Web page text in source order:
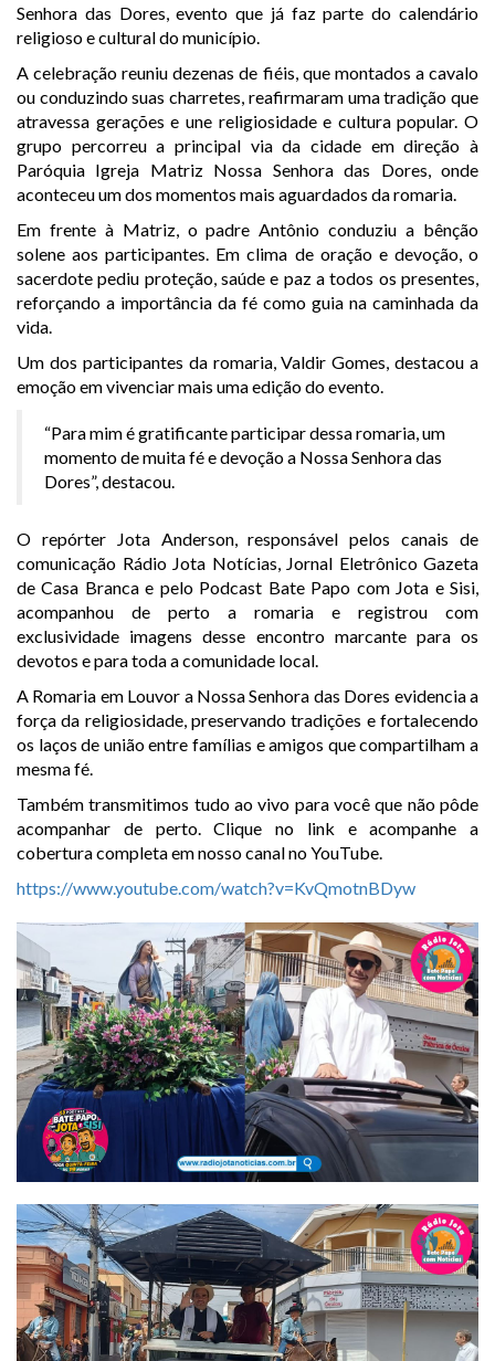
Senhora das Dores, evento que já faz parte do calendário
religioso e cultural do município.
A celebração reuniu dezenas de fiéis, que montados a cavalo
ou conduzindo suas charretes, reafirmaram uma tradição que
atravessa gerações e une religiosidade e cultura popular. O
grupo percorreu a principal via da cidade em direção à
Paróquia Igreja Matriz Nossa Senhora das Dores , onde
aconteceu um dos momentos mais aguardados da romaria.
Em frente à Matriz, o padre Antônio conduziu a bênção
solene aos participantes. Em clima de oração e devoção, o
sacerdote pediu proteção, saúde e paz a todos os presentes,
reforçando a importância da fé como guia na caminhada da
vida.
Um dos participantes da romaria,Valdir Gomes , destacou a
emoção em vivenciar mais uma edição do evento.
“Para mim é gratificante participar dessa romaria, um
momento de muita fé e devoção a Nossa Senhora das
Dores”, destacou.
O repórter Jota Anderson, responsável pelos canais de
comunicação Rádio Jota Notícias, Jornal Eletrônico Gazeta
de Casa Branca e pelo Podcast Bate Papo com Jota e Sisi,
acompanhou de perto a romaria e registrou com
exclusividade imagens desse encontro marcante para os
devotos e para toda a comunidade local.
A Romaria em Louvor a Nossa Senhora das Dores evidencia a
força da religiosidade, preservando tradições e fortalecendo
os laços de união entre famílias e amigos que compartilham a
mesma fé.
Também transmitimos tudo ao vivo para você que não pôde
acompanhar de perto. Clique no link e acompanhe a
cobertura completa em nosso canal no YouTube.
https://www.youtube.com/watch?v=KvQmotnBDyw